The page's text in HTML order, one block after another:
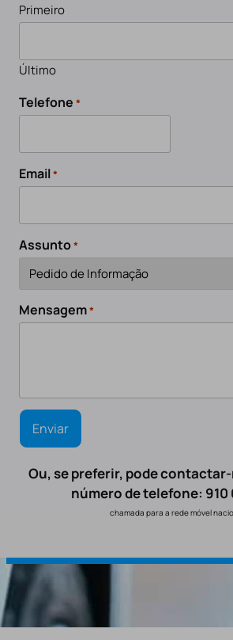
Primeiro
Último
Telefone *
Email*
Assunto*
Mensagem*
Ou, se preferir, pode
número de telefone: 910
chamada para a rede móvel